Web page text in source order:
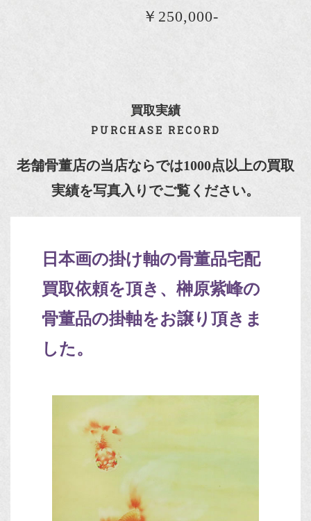
￥250,000-
買取実績
PURCHASE RECORD
老舗骨董店の当店ならでは1000点以上の買取
実績を写真入りでご覧ください。
日本画の掛け軸の骨董品宅配
買取依頼を頂き、榊原紫峰の
骨董品の掛軸をお譲り頂きま
した。